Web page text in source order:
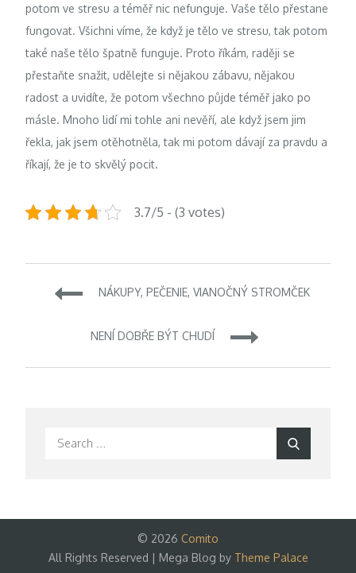
potom ve stresu a téměř nic nefunguje. Vaše tělo přestane
fungovat. Všichni víme, že když je tělo ve stresu, tak potom
také naše tělo špatně funguje. Proto říkám, raději se
přestaňte snažit, udělejte si nějakou zábavu, nějakou
radost a uvidíte, že potom všechno půjde téměř jako po
másle. Mnoho lidí mi tohle ani nevěří, ale když jsem jim
řekla, jak jsem otěhotněla, tak mi potom dávají za pravdu a
říkají, že je to skvělý pocit.
3.7/5 - (3 votes)
Navigace
příspěvek
NÁKUPY, PEČENIE, VIANOČNÝ STROMČEK
NENÍ DOBŘE BÝT CHUDÍ
Search
© 2026 Comito
All Rights Reserved | Mega Blog by Theme Palace